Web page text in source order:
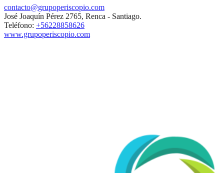
contacto@grupoperiscopio.com
José Joaquín Pérez 2765, Renca - Santiago.
Teléfono: +56228858626
www.grupoperiscopio.com